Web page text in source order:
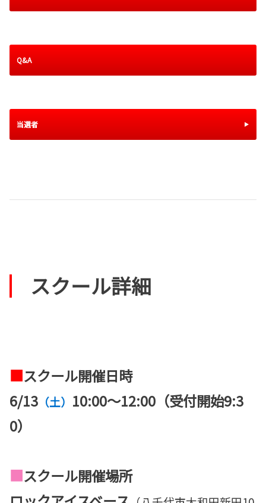
Q&A
当選者
スクール詳細
■スクール開催日時
6/13 （土） 10:00～12:00（受付開始9:3
0）
■スクール開催場所